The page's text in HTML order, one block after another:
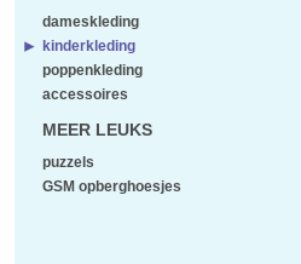
dameskleding
kinderkleding
poppenkleding
accessoires
MEER LEUKS
puzzels
GSM opberghoesjes